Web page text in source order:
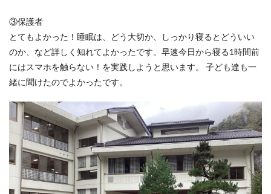
③保護者
とてもよかった！睡眠は、どう大切か、しっかり寝るとどういい
のか、など詳しく知れてよかったです。早速今日から寝る1時間前
にはスマホを触らない！を実践しようと思います。 子ども達も一
緒に聞けたのでよかったです。